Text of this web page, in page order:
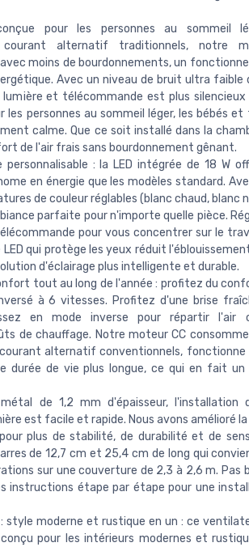
pour les personnes au sommeil
alternatif traditionnels, notre
moins de bourdonnements, un
Avec un niveau de bruit ultra faible
et télécommande est plus silencieux
les personnes au sommeil léger, les bébés
calme. Que ce soit installé dans la
de l'air frais sans bourdonnement gênant.
personnalisable : la LED intégrée de 18 W
en énergie que les modèles standard.
de couleur réglables (blanc chaud, blanc
parfaite pour n'importe quelle pièce.
pour vous concentrer sur le
qui protège les yeux réduit
d'éclairage plus intelligente et durable.
tout au long de l'année : profitez du
à 6 vitesses. Profitez d'une brise
en mode inverse pour répartir l'air
de chauffage. Notre moteur CC
alternatif conventionnels, fonctionne
durée de vie plus longue, ce qui en fait un
de 1,2 mm d'épaisseur, l'installation
est facile et rapide. Nous avons amélioré
plus de stabilité, de durabilité et de
de 12,7 cm et 25,4 cm de long qui
sur une couverture de 2,3 à 2,6 m. Pas
instructions étape par étape pour une
style moderne et rustique en un : ce
pour les intérieurs modernes et